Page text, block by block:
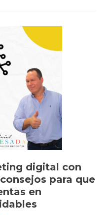
digital con
para que
en